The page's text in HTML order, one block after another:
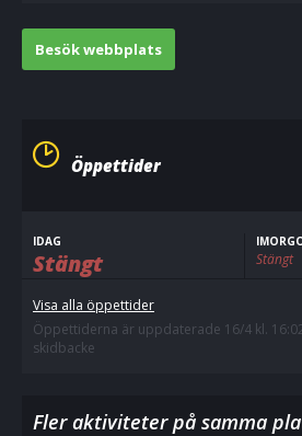
Besök webbplats
Öppettider
IDAG
Stängt Stängt
Visa alla öppettider
Öppettiderna är uppdaterade 16/4 kl.
skidbacke
Fler aktiviteter på samma